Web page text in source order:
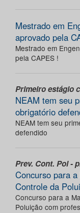
Mestrado em
aprovado pela
Mestrado em
pela CAPES !
Primeiro estágio
NEAM tem seu
obrigatório
NEAM tem seu
defendido
Prev. Cont. Pol -
Concurso para
Controle da
Concurso para a
Poluição com